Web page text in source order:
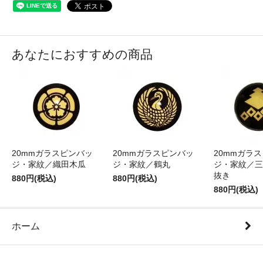
あなたにおすすめの商品
20mmガラスピンバッ
ジ・家紋／織田木瓜
880円(税込)
20mmガラスピンバッ
ジ・家紋／鶴丸
880円(税込)
20mmガラ
ジ・家紋／
抜き
880円(税込)
ホーム